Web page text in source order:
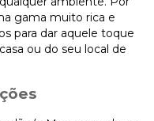
gama muito rica e
para dar aquele toque
ou do seu local de